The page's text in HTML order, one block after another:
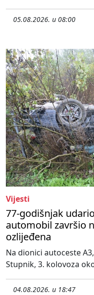
05.08.2026. u 08:00
Vijesti
77-godišnjak
automobil završio
ozlijeđena
Na dionici autoceste
Stupnik, 3. kolovoza
04.08.2026. u 18:47